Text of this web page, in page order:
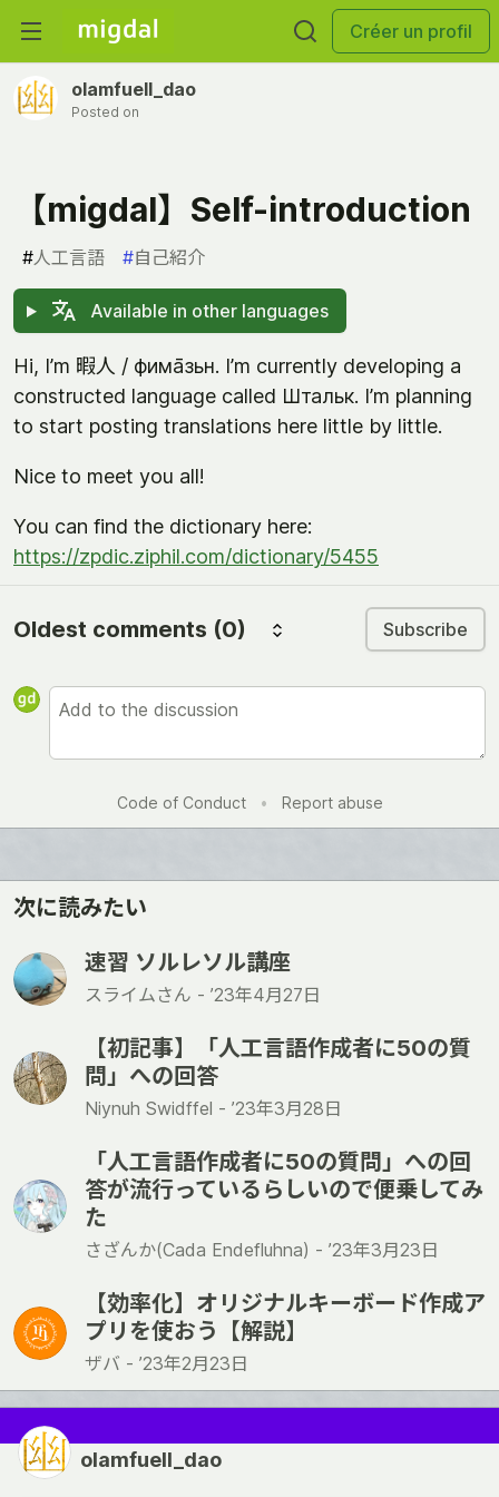
Créer un profil
olamfuell_dao
Posted on
【migdal】Self-introduction
#人工言語 #自己紹介
Available in other languages
Hi, I’m 暇人 / фима̄зьн. I’m currently developing a
constructed language called Штальк. I’m planning
to start posting translations here little by little.
Nice to meet you all!
You can find the dictionary here:
https://zpdic.ziphil.com/dictionary/5455
Oldest comments (0) Subscribe
Code of Conduct • Report abuse
次に読みたい
速習 ソルレソル講座
スライムさん - ’23年4月27日
【初記事】「人工言語作成者に50の質
問」への回答
Niynuh Swidffel - ’23年3月28日
「人工言語作成者に50の質問」への回
答が流行っているらしいので便乗してみ
た
さざんか(Cada Endefluhna) - ’23年3月23日
【効率化】オリジナルキーボード作成ア
プリを使おう【解説】
ザバ - ’23年2月23日
olamfuell_dao